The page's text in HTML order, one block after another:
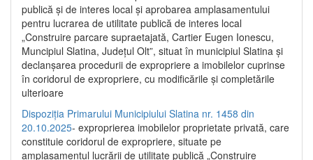
publică şi de interes local şi aprobarea amplasamentului
pentru lucrarea de utilitate publică de interes local
„Construire parcare supraetajată, Cartier Eugen Ionescu,
Muncipiul Slatina, Judeţul Olt”, situat în municipiul Slatina şi
declanşarea procedurii de expropriere a imobilelor cuprinse
în coridorul de expropriere, cu modificările şi completările
ulterioare
Dispoziția Primarului Municipiului Slatina nr. 1458 din
20.10.2025- exproprierea imobilelor proprietate privată, care
constituie coridorul de expropriere, situate pe
amplasamentul lucrării de utilitate publică „Construire